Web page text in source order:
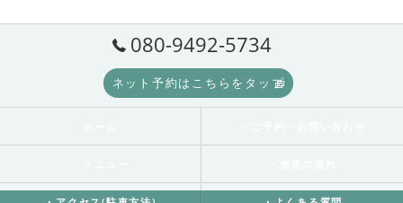
080-9492-5734
ネット予約はこちらをタップ